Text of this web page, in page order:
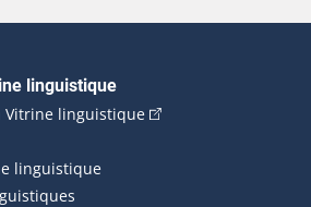
linguistique
Vitrine linguistique(Cet hyperlien
linguistique